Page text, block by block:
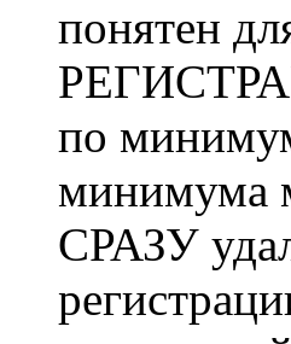
понятен
по
минимума
СРАЗУ